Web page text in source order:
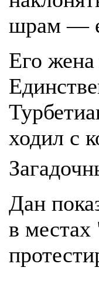
шрам —
Его жена
ходил с
Дан
в